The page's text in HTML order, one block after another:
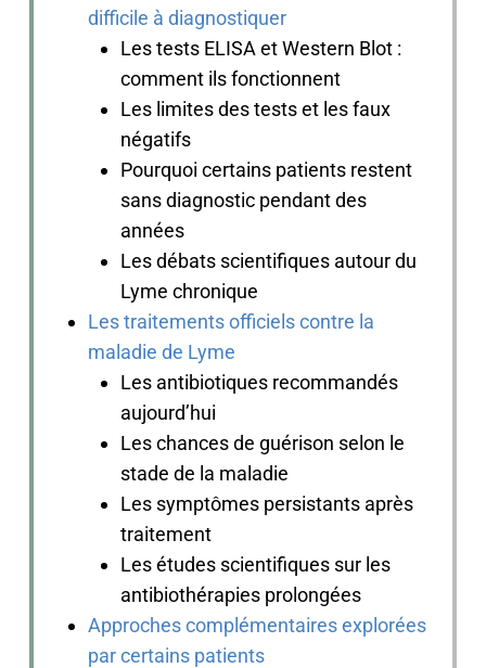
difficile à diagnostiquer
Les tests ELISA et Western Blot :
comment ils fonctionnent
Les limites des tests et les faux
négatifs
Pourquoi certains patients restent
sans diagnostic pendant des
années
Les débats scientifiques autour du
Lyme chronique
Les traitements officiels contre la
maladie de Lyme
Les antibiotiques recommandés
aujourd’hui
Les chances de guérison selon le
stade de la maladie
Les symptômes persistants après
traitement
Les études scientifiques sur les
antibiothérapies prolongées
Approches complémentaires explorées
par certains patients